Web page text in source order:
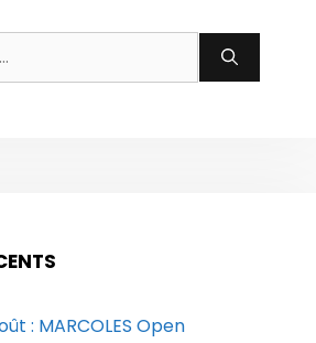
: MARCOLES Open